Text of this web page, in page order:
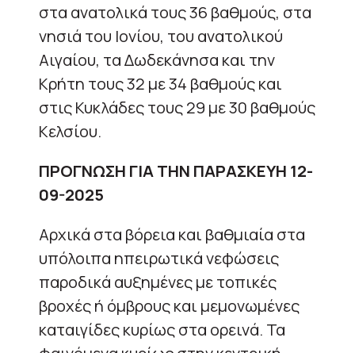
στα ανατολικά τους 36 βαθμούς, στα
νησιά του Ιονίου, του ανατολικού
Αιγαίου, τα Δωδεκάνησα και την
Κρήτη τους 32 με 34 βαθμούς και
στις Κυκλάδες τους 29 με 30 βαθμούς
Κελσίου.
ΠΡΟΓΝΩΣΗ ΓΙΑ ΤΗΝ ΠΑΡΑΣΚΕΥΗ 12-
09-2025
Αρχικά στα βόρεια και βαθμιαία στα
υπόλοιπα ηπειρωτικά νεφώσεις
παροδικά αυξημένες με τοπικές
βροχές ή όμβρους και μεμονωμένες
καταιγίδες κυρίως στα ορεινά. Τα